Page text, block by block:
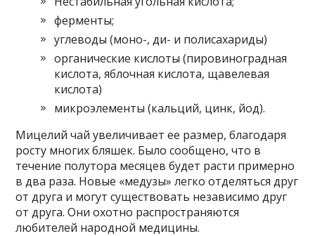
ферменты;
углеводы (моно-, ди- и полисахариды)
органические кислоты (пировиноградная
кислота, яблочная кислота, щавелевая
кислота)
микроэлементы (кальций, цинк, йод).
Мицелий чай увеличивает ее размер, благодаря
росту многих бляшек. Было сообщено, что в
течение полутора месяцев будет расти примерно
в два раза. Новые «медузы» легко отделяться друг
от друга и могут существовать независимо друг
от друга. Они охотно распространяются
любителей народной медицины.